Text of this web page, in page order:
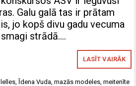
Galu galā tas ir prātam
jo kopš divu gadu vecuma
strādā….
LASĪT VAIRĀK
,Īdena Vuda ,mazās modeles ,meitenīte